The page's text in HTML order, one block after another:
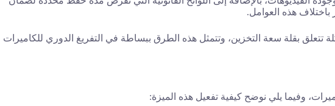
بقلة سعة التخزين، وتتمثل هذه الطرق ببساطة في التفريغ الدوري للكاميرات
وفيما يلي نوضح كيفية تفعيل هذه الميزة: